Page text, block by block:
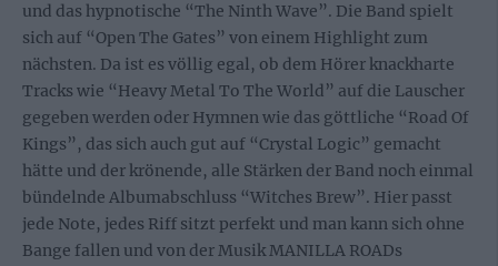
und das hypnotische “The Ninth Wave”. Die Band spielt
sich auf “Open The Gates” von einem Highlight zum
nächsten. Da ist es völlig egal, ob dem Hörer knackharte
Tracks wie “Heavy Metal To The World” auf die Lauscher
gegeben werden oder Hymnen wie das göttliche “Road Of
Kings”, das sich auch gut auf “Crystal Logic” gemacht
hätte und der krönende, alle Stärken der Band noch einmal
bündelnde Albumabschluss “Witches Brew”. Hier passt
jede Note, jedes Riff sitzt perfekt und man kann sich ohne
Bange fallen und von der Musik MANILLA ROADs